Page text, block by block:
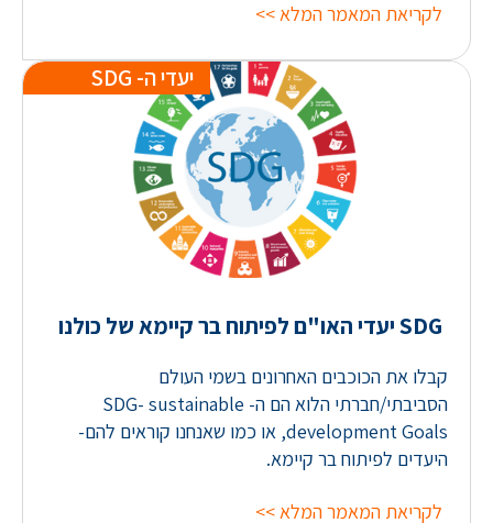
לקריאת המאמר המלא >>
SDG יעדי האו"ם לפיתוח בר קיימא של כולנו
יעדי ה- SDG
קבלו את הכוכבים האחרונים בשמי העולם
הסביבתי/חברתי הלוא הם ה- SDG- sustainable
development Goals, או כמו שאנחנו קוראים להם-
היעדים לפיתוח בר קיימא.
לקריאת המאמר המלא >>